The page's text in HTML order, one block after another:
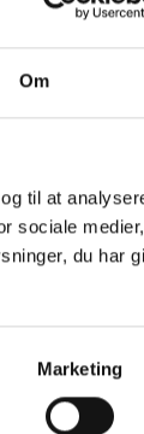
Om
til at
sociale medier,
du har
Marketing